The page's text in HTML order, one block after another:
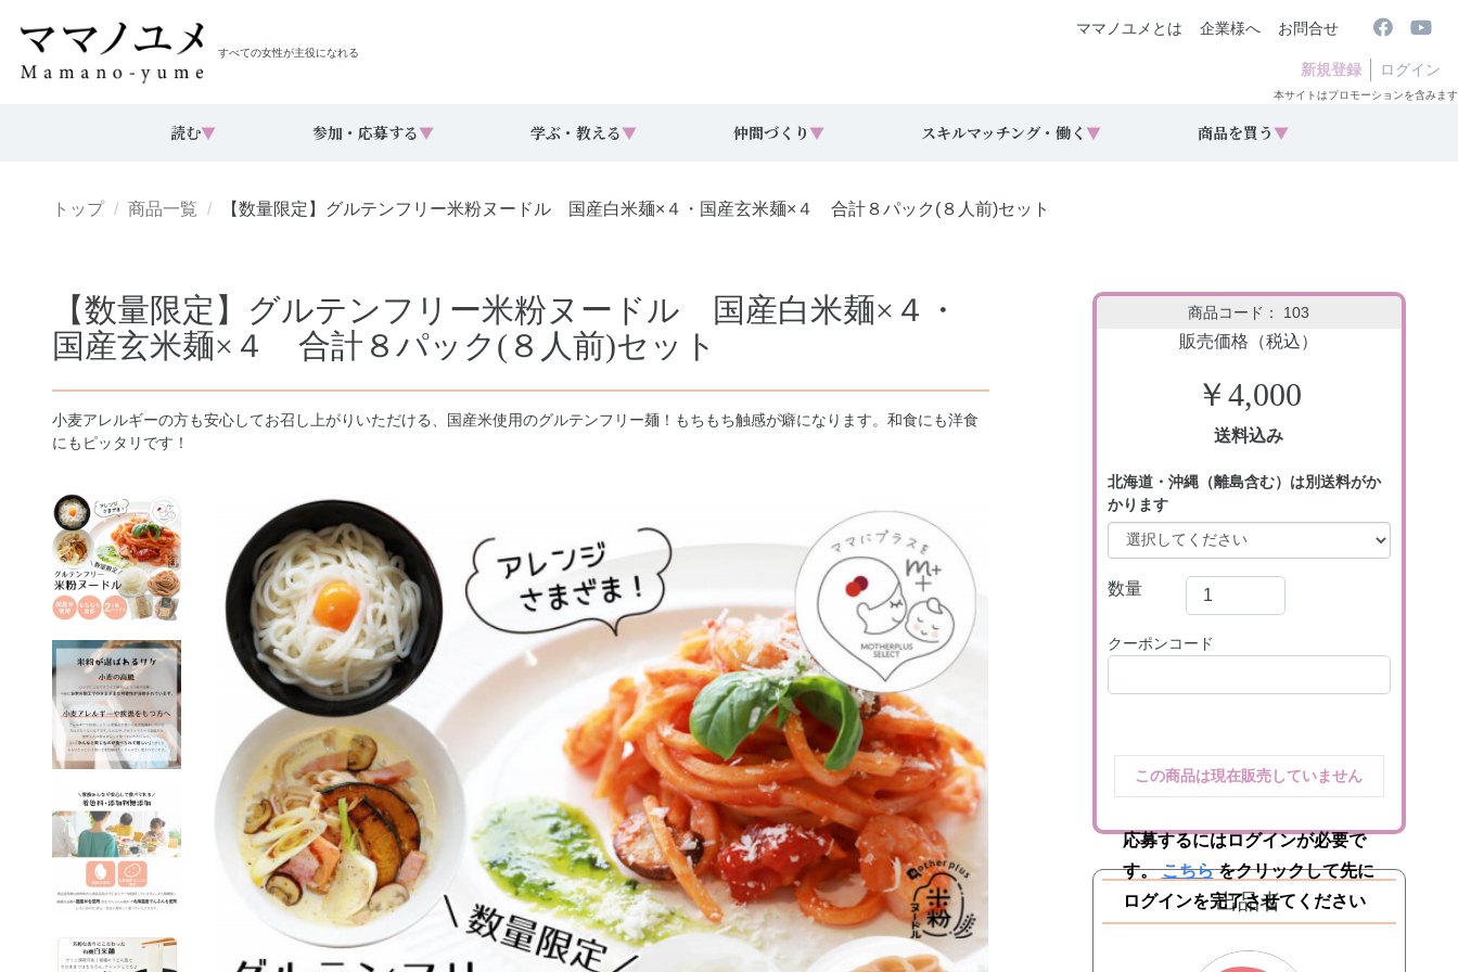
すべての女性が主役になれる
ママノユメとは 企業様へ お問合せ
新規登録 ログイン
本サイトはプロモーションを含みます
読む▼ 参加・応募する▼ 学ぶ・教える▼ 仲間づくり ▼ スキルマッチング・働く ▼ 商品を買う ▼
トップ 商品一覧 【数量限定】グルテンフリー米粉ヌードル 国産白米麺×４・国産玄米麺×４ 合計８パック(８人前)セット
【数量限定】グルテンフリー米粉ヌードル 国産白米麺×４・
国産玄米麺×４ 合計８パック(８人前)セット
小麦アレルギーの方も安心してお召し上がりいただける、国産米使用のグルテンフリー麺！もちもち触感が癖になります。和食にも洋食
にもピッタリです！
商品コード： 103
販売価格（税込）
￥4,000
送料込み
北海道・沖縄（離島含む）は別送料がか
かります
数量
クーポンコード
この商品は現在販売していません
応募するにはログインが必要で
す。こちらをクリックして先に
ログインを完了させてください
出品者